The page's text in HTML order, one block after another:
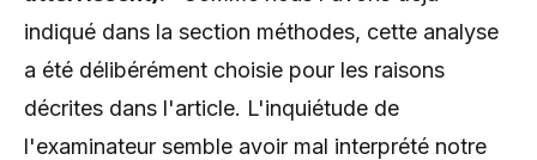
indiqué dans la section méthodes, cette analyse
a été délibérément choisie pour les raisons
décrites dans l'article. L'inquiétude de
l'examinateur semble avoir mal interprété notre